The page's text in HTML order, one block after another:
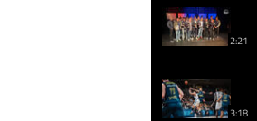
2:21
3:18